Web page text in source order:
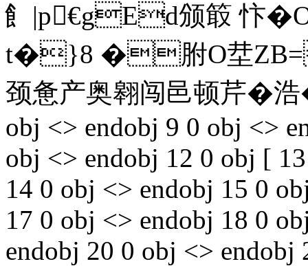
飠|p€gEd颁箃 忭
t�}8 �胕O坓
颈惫产奥翱闯邑顿芹�
obj <> endobj 9 0 obj <>
obj <> endobj 12 0 obj [
14 0 obj <> endobj 15 0
17 0 obj <> endobj 18 0
endobj 20 0 obj <>